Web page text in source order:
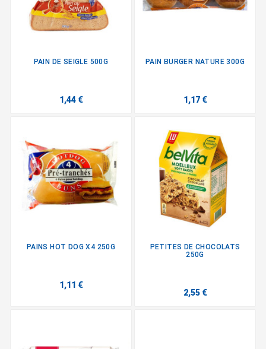
PAIN DE SEIGLE 500G
1,44 €
PAIN BURGER NATURE 300G
1,17 €
PAINS HOT DOG X4 250G
1,11 €
PETITES DE CHOCOLATS
250G
2,55 €